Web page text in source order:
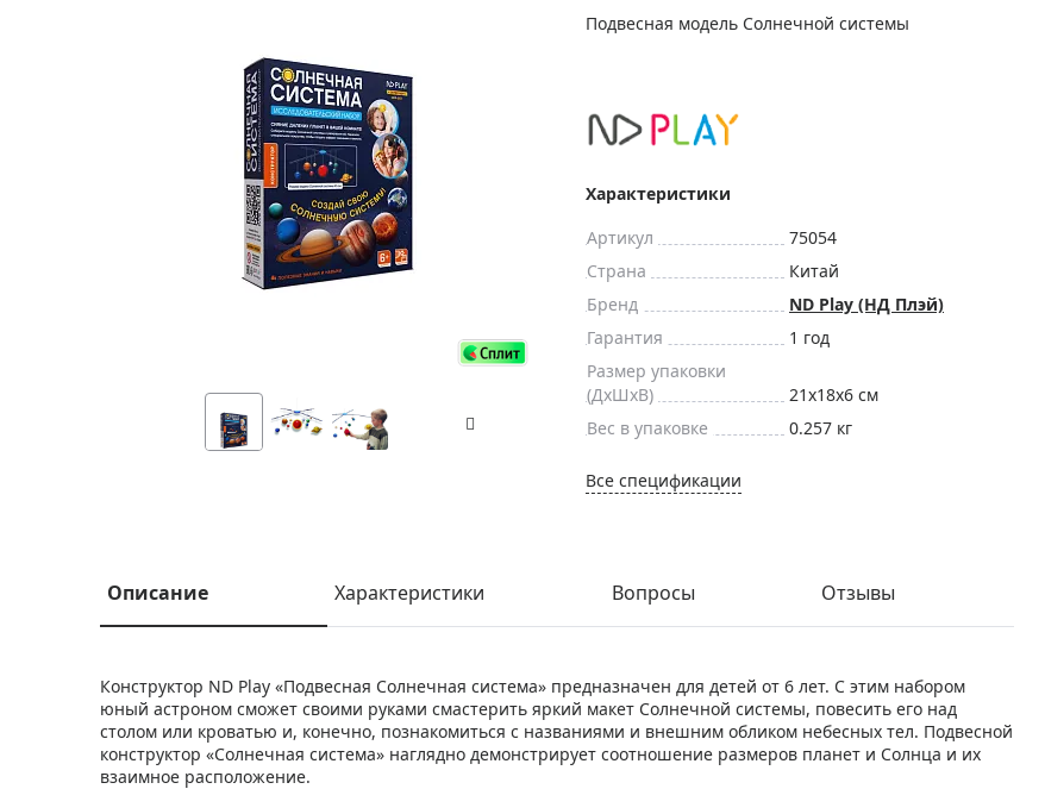
Приборы ночного видения
Метеостанции, барометры, часы
Астропланетарии
Аксессуары для луп
Распродажа выставочных образцов
Глобусы
Трихинеллоскопы
Карты, постеры, литература
Фонари
Фотоловушки
Экшн-камеры
Подвесная модель Солнечной системы
Характеристики
Артикул
75054
Страна
Китай
Бренд
ND Play (НД Плэй)
Гарантия
1 год
Размер упаковки
(ДxШxВ)
21x18x6 см
Вес в упаковке
0.257 кг
Все спецификации
Описание Характеристики Вопросы Отзывы
Конструктор ND Play «Подвесная Солнечная система» предназначен для детей от 6 лет. С этим набором
юный астроном сможет своими руками смастерить яркий макет Солнечной системы, повесить его над
столом или кроватью и, конечно, познакомиться с названиями и внешним обликом небесных тел. Подвесной
конструктор «Солнечная система» наглядно демонстрирует соотношение размеров планет и Солнца и их
взаимное расположение.